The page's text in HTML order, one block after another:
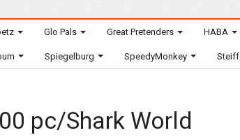
Glo Pals Great Pretenders HABA
Spiegelburg SpeedyMonkey Steiff
pc/Shark World